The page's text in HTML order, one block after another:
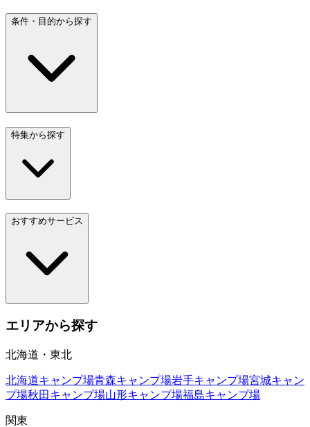
条件・目的から探す
特集から探す
おすすめサービス
エリアから探す
北海道・東北
北海道キャンプ場青森キャンプ場岩手キャンプ場宮城キャン
プ場秋田 キャンプ場山形キャンプ場福島キャンプ場
関東